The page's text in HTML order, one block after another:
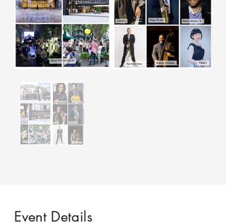
Event Details